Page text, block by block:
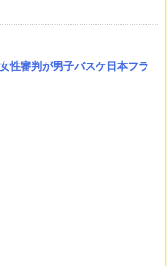
性審判が男子バスケ日本フラ